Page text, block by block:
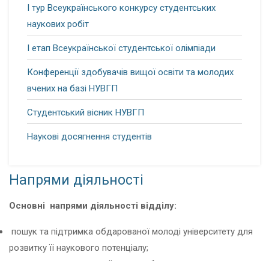
І тур Всеукраїнського конкурсу студентських
наукових робіт
І етап Всеукраїнської студентської олімпіади
Конференції здобувачів вищої освіти та молодих
вчених на базі НУВГП
Студентський вісник НУВГП
Наукові досягнення студентів
Напрями діяльності
Основні напрями діяльності відділу:
пошук та підтримка обдарованої молоді університету для
розвитку її наукового потенціалу;